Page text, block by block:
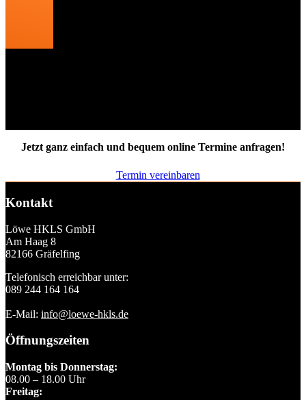
Jetzt ganz einfach und bequem online Termine anfragen!
Termin vereinbaren
Kontakt
Löwe HKLS GmbH
Am Haag 8
82166 Gräfelfing
Telefonisch erreichbar unter:
089 244 164 164
E-Mail: info@loewe-hkls.de
Öffnungszeiten
Montag bis Donnerstag:
08.00 – 18.00 Uhr
Freitag: